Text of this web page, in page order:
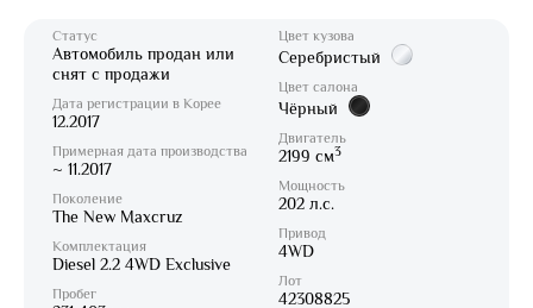
Статус
Автомобиль продан или
снят с продажи
Дата регистрации в Корее
12.2017
Примерная дата производства
~ 11.2017
Поколение
The New Maxcruz
Комплектация
Diesel 2.2 4WD Exclusive
Пробег
Цвет кузова
Серебристый
Цвет салона
Чёрный
Двигатель
2199 см3
Мощность
202 л.с.
Привод
4WD
Лот
42308825